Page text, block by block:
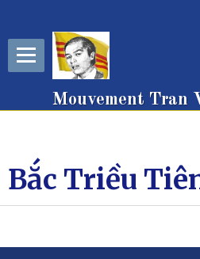
Mouvement Tran
Bắc Triều